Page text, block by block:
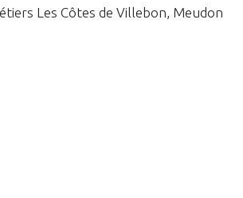
Les Côtes de Villebon, Meudon